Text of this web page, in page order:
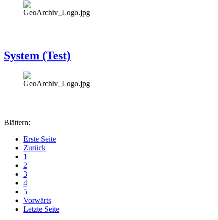
System (Test)
Blättern:
Erste Seite
Zurück
1
2
3
4
5
Vorwärts
Letzte Seite